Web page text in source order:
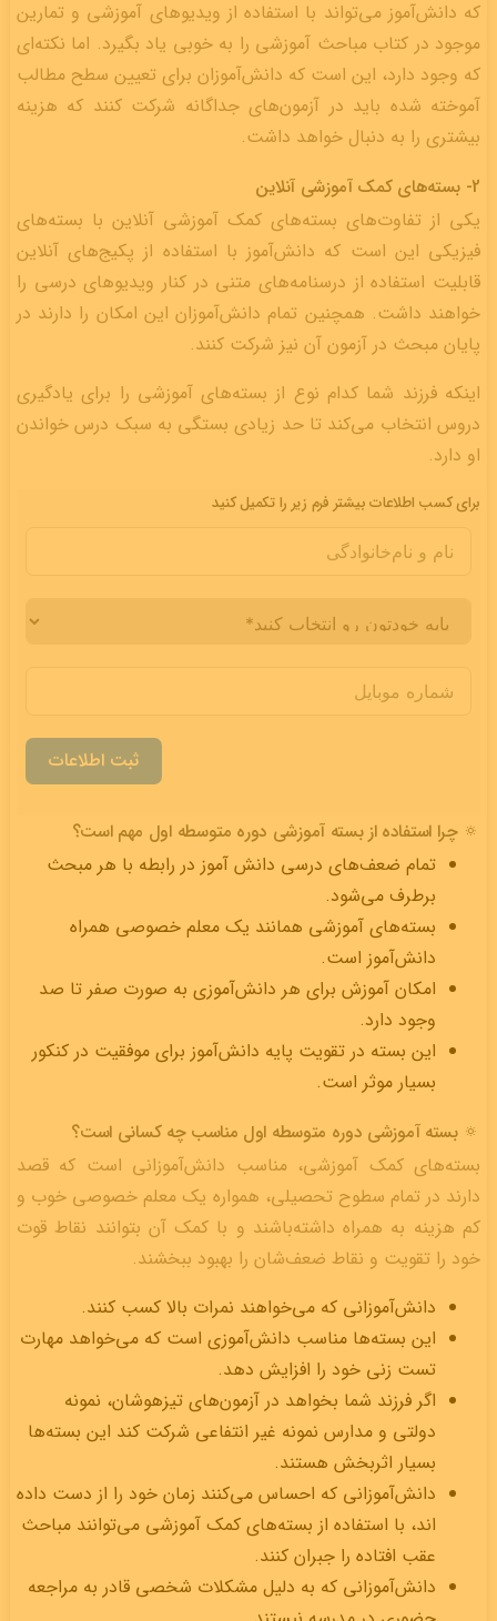
که دانش‌آموز می‌تواند با استفاده از ویدیوهای آموزشی و تمارین
موجود در کتاب مباحث آموزشی را به خوبی یاد بگیرد. اما نکته‌ای
که وجود دارد، این است که دانش‌آموزان برای تعیین سطح مطالب
آموخته شده باید در آزمون‌های جداگانه شرکت کنند که هزینه
بیشتری را به دنبال خواهد داشت.
2- بسته‌های کمک آموزشی آنلاین
یکی از تفاوت‌های بسته‌های کمک آموزشی آنلاین با بسته‌های
فیزیکی این است که دانش‌آموز با استفاده از پکیج‌های آنلاین
قابلیت استفاده از درسنامه‌های متنی در کنار ویدیوهای درسی را
خواهند داشت. همچنین تمام دانش‌آموزان این امکان را دارند در
پایان مبحث در آزمون آن نیز شرکت کنند.
اینکه فرزند شما کدام نوع از بسته‌های آموزشی را برای یادگیری
دروس انتخاب می‌کند تا حد زیادی بستگی به سبک درس خواندن
او دارد.
برای کسب اطلاعات بیشتر فرم زیر را تکمیل کنید
ثبت اطلاعات
🔅 چرا استفاده از بسته آموزشی دوره متوسطه اول مهم است؟
تمام ضعف‌های درسی دانش آموز در رابطه با هر مبحث
برطرف می‌شود.
بسته‌های آموزشی همانند یک معلم خصوصی همراه
دانش‌آموز است.
امکان آموزش برای هر دانش‌آموزی به صورت صفر تا صد
وجود دارد.
این بسته در تقویت پایه دانش­‌آموز برای موفقیت در کنکور
بسیار موثر است.
🔅 بسته آموزشی دوره متوسطه اول مناسب چه کسانی است؟
بسته‌های کمک آموزشی، مناسب دانش‌آموزانی است که قصد
دارند در تمام سطوح تحصیلی، همواره یک معلم خصوصی خوب و
کم هزینه به همراه داشته‌باشند و با کمک آن بتوانند نقاط قوت
خود را تقویت و نقاط ضعف‌شان را بهبود ببخشند.
دانش‌آموزانی که می‌خواهند نمرات بالا کسب کنند.
این بسته‌ها مناسب دانش‌آموزی است که می‌خواهد مهارت
تست زنی خود را افزایش دهد.
اگر فرزند شما بخواهد در آزمون‌های تیزهوشان، نمونه
دولتی و مدارس نمونه غیر انتفاعی شرکت کند این بسته‌ها
بسیار اثربخش هستند.
دانش­‌آموزانی که احساس می­‌کنند زمان خود را از دست داده­‌
اند­، با استفاده از بسته‌های کمک آموزشی می‌توانند مباحث
عقب افتاده را جبران کنند.
دانش‌­آموزانی که به دلیل مشکلات شخصی قادر به مراجعه